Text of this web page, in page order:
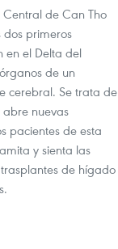
de Can Tho
dos primeros
en el Delta del
de un
cerebral. Se trata de
nuevas
pacientes de esta
y sienta las
de hígado